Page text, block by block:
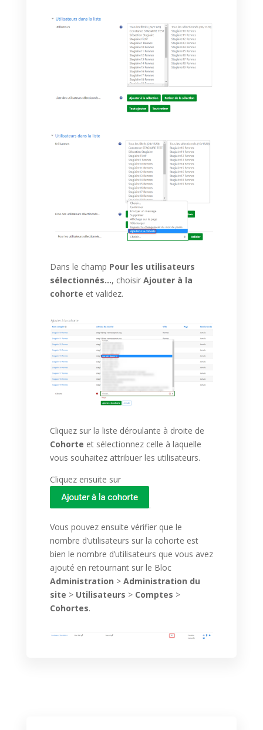
Dans le champ Pour les utilisateurs
sélectionnés…, choisir Ajouter à la
cohorte et validez.
Cliquez sur la liste déroulante à droite de
Cohorte et sélectionnez celle à laquelle
vous souhaitez attribuer les utilisateurs.
Cliquez ensuite sur
.
Vous pouvez ensuite vérifier que le
nombre d’utilisateurs sur la cohorte est
bien le nombre d’utilisateurs que vous avez
ajouté en retournant sur le Bloc
Administration > Administration du
site > Utilisateurs > Comptes >
Cohortes.